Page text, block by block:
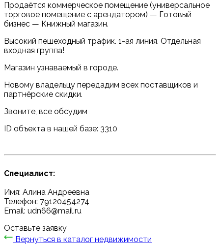
Продаётся коммерческое помещение (универсальное
торговое помещение с арендатором) — Готовый
бизнес — Книжный магазин.
Высокий пешеходный трафик. 1-ая линия. Отдельная
входная группа!
Магазин узнаваемый в городе.
Новому владельцу передадим всех поставщиков и
партнёрские скидки.
Звоните, все обсудим
ID объекта в нашей базе: 3310
Специалист:
Имя: Алина Андреевна
Телефон: 79120454274
Email: udn66@mail.ru
Оставьте заявку
Вернуться в каталог недвижимости